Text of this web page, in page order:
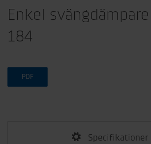
Enkel
184
PDF
Specifikationer